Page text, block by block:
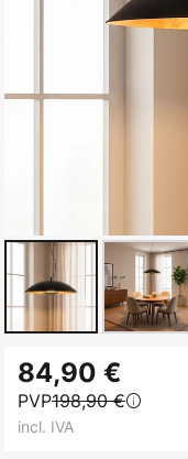
para
início
84,90 €
PVP198,90 €
incl. IVA